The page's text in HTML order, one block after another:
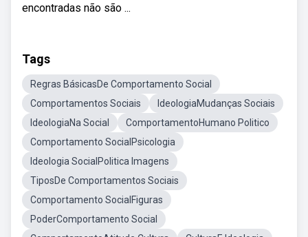
encontradas não são ...
Tags
Regras BásicasDe Comportamento Social
Comportamentos Sociais
IdeologiaMudanças Sociais
IdeologiaNa Social
ComportamentoHumano Politico
Comportamento SocialPsicologia
Ideologia SocialPolitica Imagens
TiposDe Comportamentos Sociais
Comportamento SocialFiguras
PoderComportamento Social